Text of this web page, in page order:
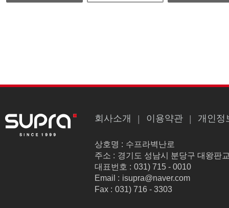
회사소개 이용약관 개인정
상호명 : 수프라벽난로
주소 : 경기도 성남시 분당구 대왕판
대표번호 : 031) 715 - 0010
Email : isupra@naver.com
Fax : 031) 716 - 3303